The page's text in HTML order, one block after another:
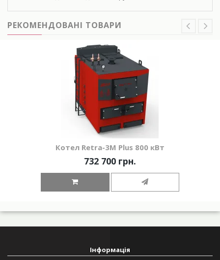
РЕКОМЕНДОВАНІ ТОВАРИ
Котел Retra-3М Plus 800 кВт
732 700 грн.
Інформація